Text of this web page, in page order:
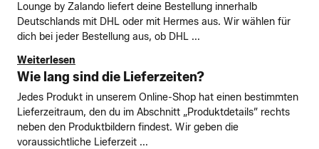
Lounge by Zalando liefert deine Bestellung innerhalb
Deutschlands mit DHL oder mit Hermes aus. Wir wählen für
dich bei jeder Bestellung aus, ob DHL ...
Weiterlesen
Wie lang sind die Lieferzeiten?
Jedes Produkt in unserem Online-Shop hat einen bestimmten
Lieferzeitraum, den du im Abschnitt „Produktdetails” rechts
neben den Produktbildern findest. Wir geben die
voraussichtliche Lieferzeit ...